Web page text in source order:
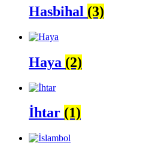
Hasbihal (3)
Haya (2)
İhtar (1)